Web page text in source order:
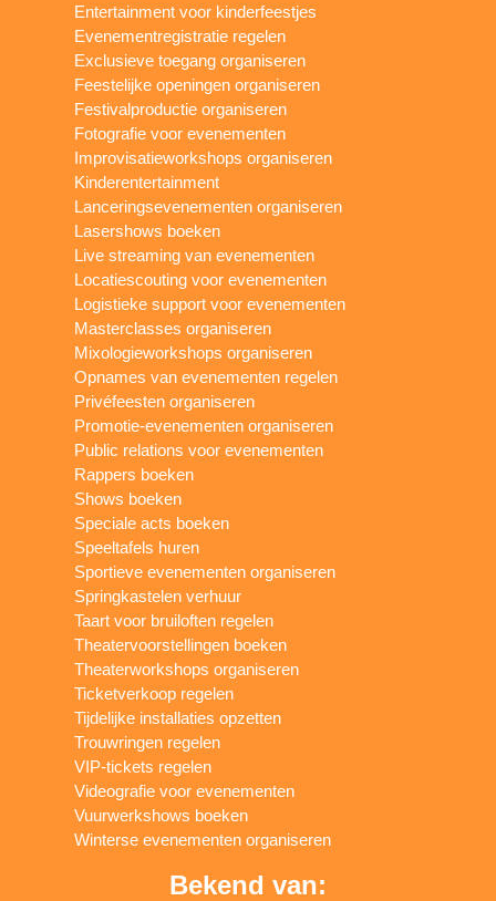
Entertainment voor kinderfeestjes
Evenementregistratie regelen
Exclusieve toegang organiseren
Feestelijke openingen organiseren
Festivalproductie organiseren
Fotografie voor evenementen
Improvisatieworkshops organiseren
Kinderentertainment
Lanceringsevenementen organiseren
Lasershows boeken
Live streaming van evenementen
Locatiescouting voor evenementen
Logistieke support voor evenementen
Masterclasses organiseren
Mixologieworkshops organiseren
Opnames van evenementen regelen
Privéfeesten organiseren
Promotie-evenementen organiseren
Public relations voor evenementen
Rappers boeken
Shows boeken
Speciale acts boeken
Speeltafels huren
Sportieve evenementen organiseren
Springkastelen verhuur
Taart voor bruiloften regelen
Theatervoorstellingen boeken
Theaterworkshops organiseren
Ticketverkoop regelen
Tijdelijke installaties opzetten
Trouwringen regelen
VIP-tickets regelen
Videografie voor evenementen
Vuurwerkshows boeken
Winterse evenementen organiseren
Bekend van: